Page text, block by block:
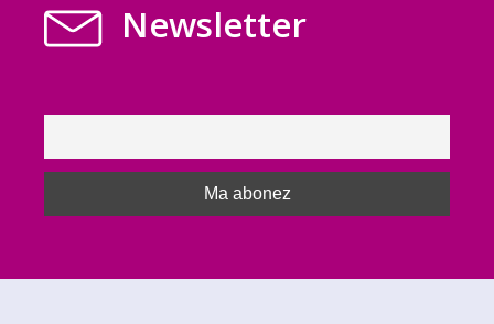
Newsletter